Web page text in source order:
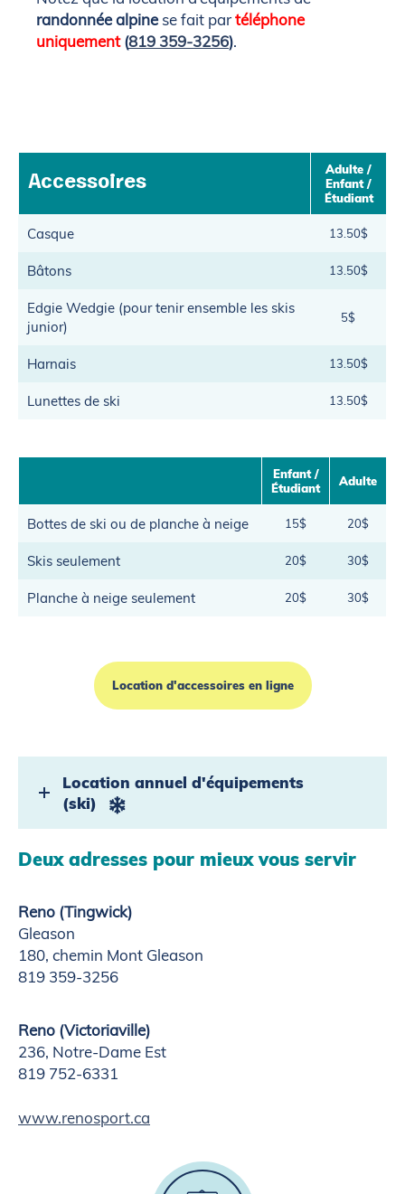
randonnée alpinese fait partéléphone
uniquement(819 359-3256).
Accessoires
Adulte /
Enfant /
Étudiant
Casque 13.50$
Bâtons 13.50$
Edgie Wedgie (pour tenir ensemble les skis
junior)
5$
Harnais 13.50$
Lunettes de ski 13.50$
Enfant /
Étudiant
Adulte
Bottes de ski ou de planche à neige 15$ 20$
Skis seulement 20$ 30$
Planche à neige seulement 20$ 30$
Location d'accessoires en ligne
Location annuel d'équipements
(ski)
Deux adresses pour mieux vous servir
Reno (Tingwick)
Gleason
180, chemin Mont Gleason
819 359-3256
Reno (Victoriaville)
236, Notre-Dame Est
819 752-6331
www.renosport.ca